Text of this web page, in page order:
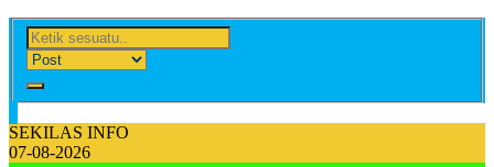
SEKILAS INFO
07-08-2026